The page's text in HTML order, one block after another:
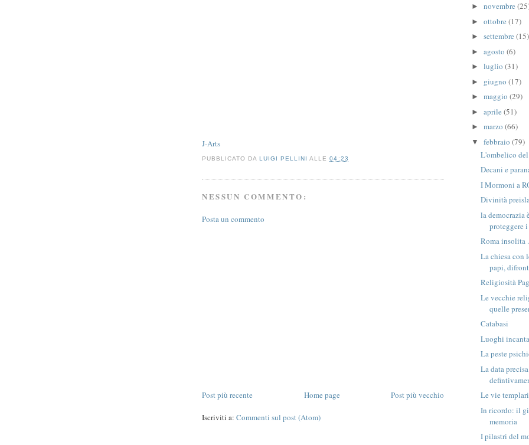
J-Arts
PUBBLICATO DA LUIGI PELLINI ALLE04:23
NESSUN COMMENTO:
Posta un commento
Post più recente Post più vecchio
Home page
Iscriviti a: Commenti sul post (Atom)
► novembre
► ottobre (17)
► settembre (15)
► agosto (6)
► luglio (31)
► giugno (17)
► maggio (29)
► aprile (51)
► marzo (66)
▼ febbraio (79)
L'ombelico del
Decani e
I Mormoni a
Divinità
la democrazia
proteggere
Roma insolita
La chiesa con
papi,
Religiosità
Le vecchie
quelle
Catabasi
Luoghi
La peste
La data
Le vie templari
In ricordo: il
memoria
I pilastri del